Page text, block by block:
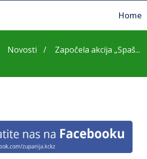
Home
Novosti Započela akcija „Spaš...